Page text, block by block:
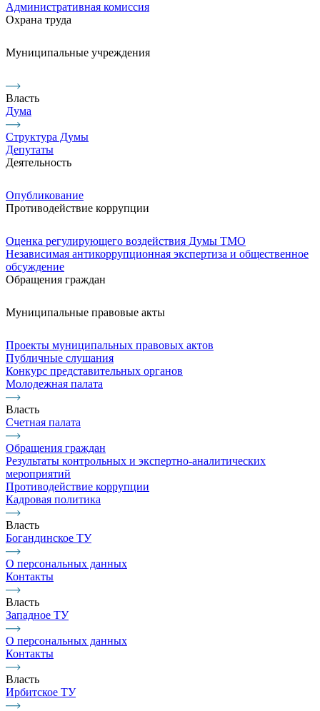
Административная комиссия
Охрана труда
Муниципальные учреждения
Власть
Дума
Структура Думы
Депутаты
Деятельность
Опубликование
Противодействие коррупции
Оценка регулирующего воздействия Думы ТМО
Независимая антикоррупционная экспертиза и общественное
обсуждение
Обращения граждан
Муниципальные правовые акты
Проекты муниципальных правовых актов
Публичные слушания
Конкурс представительных органов
Молодежная палата
Власть
Счетная палата
Обращения граждан
Результаты контрольных и экспертно-аналитических
мероприятий
Противодействие коррупции
Кадровая политика
Власть
Богандинское ТУ
О персональных данных
Контакты
Власть
Западное ТУ
О персональных данных
Контакты
Власть
Ирбитское ТУ